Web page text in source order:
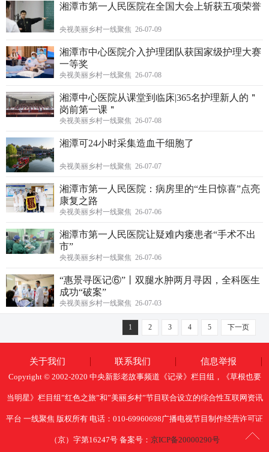
湘潭市第一人民医院在全国大会上斩获五项荣誉
央视美丽乡村一线聚焦 26-07-09
湘潭市中心医院介入护理团队获国家级护理大赛
一等奖
央视美丽乡村一线聚焦 26-07-08
湘潭中心医院从课堂到临床|365名护理新人的＂
岗前第一课＂
央视美丽乡村一线聚焦 26-07-08
湘潭可24小时采集造血干细胞了
央视美丽乡村一线聚焦 26-07-07
湘潭市第一人民医院：病房里的“生日惊喜”点亮
康复之路
央视美丽乡村一线聚焦 26-07-06
湘潭市第一人民医院让疑难内瘘患者“手术不出
市”
央视美丽乡村一线聚焦 26-07-06
“惠景寻医记⑥”丨双腿水肿两月寻因，全科医生
成功“破案”
央视美丽乡村一线聚焦 26-07-03
1 2 3 4 5 下一页
关于我们 联系我们 信息举报
Copyright © 2002-2020 中央新影老故事频道《记录》栏目组，《草根也要
当明星》栏目组”红色之旅”和”美丽乡村”节目联合设立的综合性互联网资讯
平台 一线聚焦 版权所有 电话：010-69960698广播电视节目制作经营许可证
（京）字第16247号 备案号： 京ICP备20000290号